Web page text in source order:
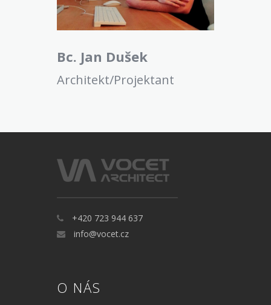
Bc. Jan Dušek
Architekt/Projektant
+420 723 944 637
info@vocet.cz
O NÁS